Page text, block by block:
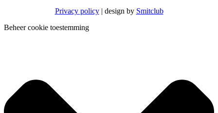
Privacy policy| design by Smitclub
Beheer cookie toestemming